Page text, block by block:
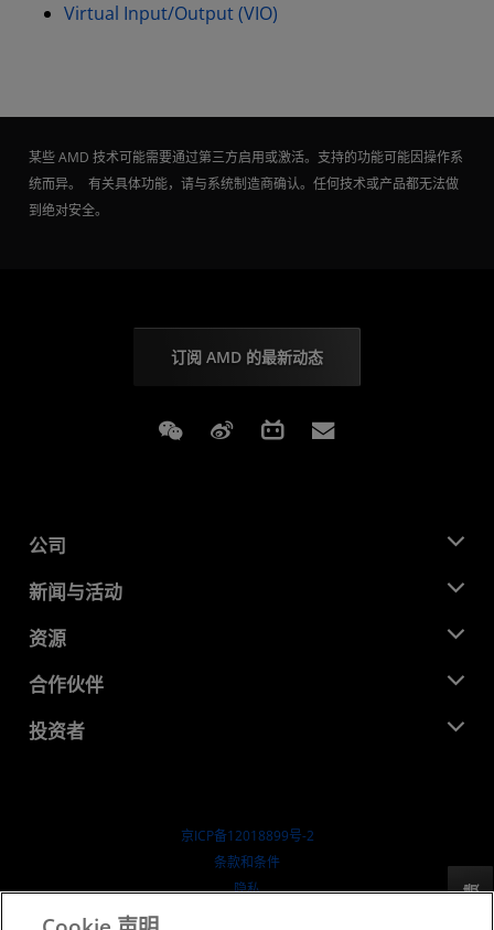
Virtual Input/Output (VIO)
某些 AMD 技术可能需要通过第三方启用或激活。支持的功能可能因操作系
统而异。 有关具体功能，请与系统制造商确认。任何技术或产品都无法做
到绝对安全。
订阅 AMD 的最新动态
Weixin Weibo Bilibili
公司
关于 AMD
企业责任
就业机会
联系我们
新闻与活动
新闻中心
媒体库
资源
开发中心
成功案例
合作伙伴
AMD 合作伙伴中心
投资者
SEC 报告
京ICP备12018899号-2
​条款和条件
隐私
反馈